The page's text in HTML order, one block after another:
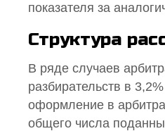
показателя за
Структура
В ряде случаев
разбирательств в
оформление в
общего числа